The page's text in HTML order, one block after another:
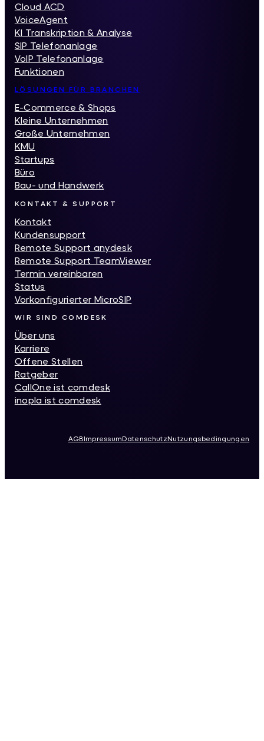
Cloud ACD
VoiceAgent
KI Transkription & Analyse
SIP Telefonanlage
VoIP Telefonanlage
Funktionen
LÖSUNGEN FÜR BRANCHEN
E-Commerce & Shops
Kleine Unternehmen
Große Unternehmen
KMU
Startups
Büro
Bau- und Handwerk
KONTAKT & SUPPORT
Kontakt
Kundensupport
Remote Support anydesk
Remote Support TeamViewer
Termin vereinbaren
Status
Vorkonfigurierter MicroSIP
WIR SIND COMDESK
Über uns
Karriere
Offene Stellen
Ratgeber
CallOne ist comdesk
inopla ist comdesk
AGBImpressumDatenschutzNutzungsbedingungen